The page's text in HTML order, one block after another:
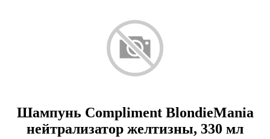
Шампунь Compliment BlondieMania
нейтрализатор желтизны, 330 мл